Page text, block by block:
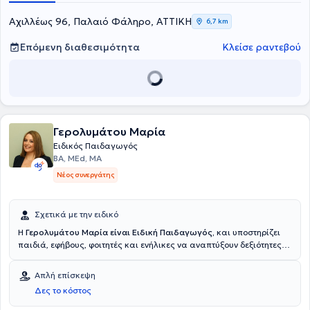
προσεγγίσεις, ενσυναίσθηση και συνεργασία με την οικογένεια.
Στόχος είναι η δημιουργία ενός ασφαλούς και υποστηρικτικού
περιβάλλοντος, όπου κάθε παιδί μπορεί να εξελιχθεί με τον δικό του
ρυθμό και να χτίσει τα θεμέλια για μια ισορροπημένη και
δημιουργική πορεία.
Αχιλλέως 96, Παλαιό Φάληρο, ΑΤΤΙΚΗ 6,7 km
Επόμενη διαθεσιμότητα Κλείσε ραντεβού
Γερολυμάτου Μαρία
Ειδικός Παιδαγωγός
BA, MEd, ΜΑ
Νέος συνεργάτης
Σχετικά με την ειδικό
Η Γερολυμάτου Μαρία είναι Ειδική Παιδαγωγός, και υποστηρίζει
παιδιά, εφήβους, φοιτητές και ενήλικες να αναπτύξουν δεξιότητες
διαχείρισης χρόνου, προσαρμογής, διαχείρισης προβλημάτων και
συμπεριφοράς ώστε να ανταποκρίνονται με μεγαλύτερη
αυτοπεποίθηση και αυτονομία στις απαιτήσεις του σχολείου, των
σπουδών και της καθημερινής ζωής. Διαθέτει ευρείαεπιστημονική
Απλή επίσκεψη
Δες το κόστος